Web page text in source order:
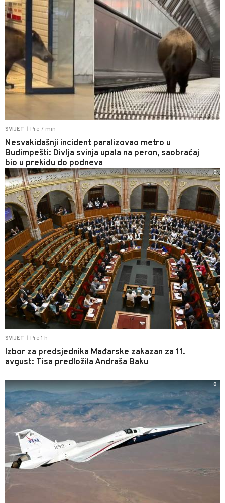
SVIJET Pre 7 min
Nesvakidašnji incident paralizovao metro u
Budimpešti: Divlja svinja upala na peron, saobraćaj
bio u prekidu do podneva
SVIJET Pre 1 h
Izbor za predsjednika Mađarske zakazan za 11.
avgust: Tisa predložila Andraša Baku
0
0